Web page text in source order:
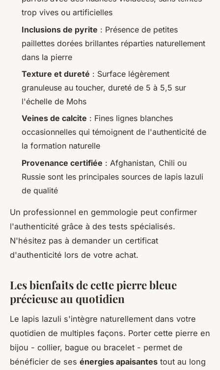
trop vives ou artificielles
Inclusions de pyrite : Présence de petites
paillettes dorées brillantes réparties naturellement
dans la pierre
Texture et dureté : Surface légèrement
granuleuse au toucher, dureté de 5 à 5,5 sur
l'échelle de Mohs
Veines de calcite : Fines lignes blanches
occasionnelles qui témoignent de l'authenticité de
la formation naturelle
Provenance certifiée : Afghanistan, Chili ou
Russie sont les principales sources de lapis lazuli
de qualité
Un professionnel en gemmologie peut confirmer
l'authenticité grâce à des tests spécialisés.
N'hésitez pas à demander un certificat
d'authenticité lors de votre achat.
Les bienfaits de cette pierre bleue
précieuse au quotidien
Le lapis lazuli s'intègre naturellement dans votre
quotidien de multiples façons. Porter cette pierre en
bijou - collier, bague ou bracelet - permet de
bénéficier de ses énergies apaisantes tout au long